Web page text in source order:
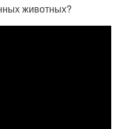
животных?